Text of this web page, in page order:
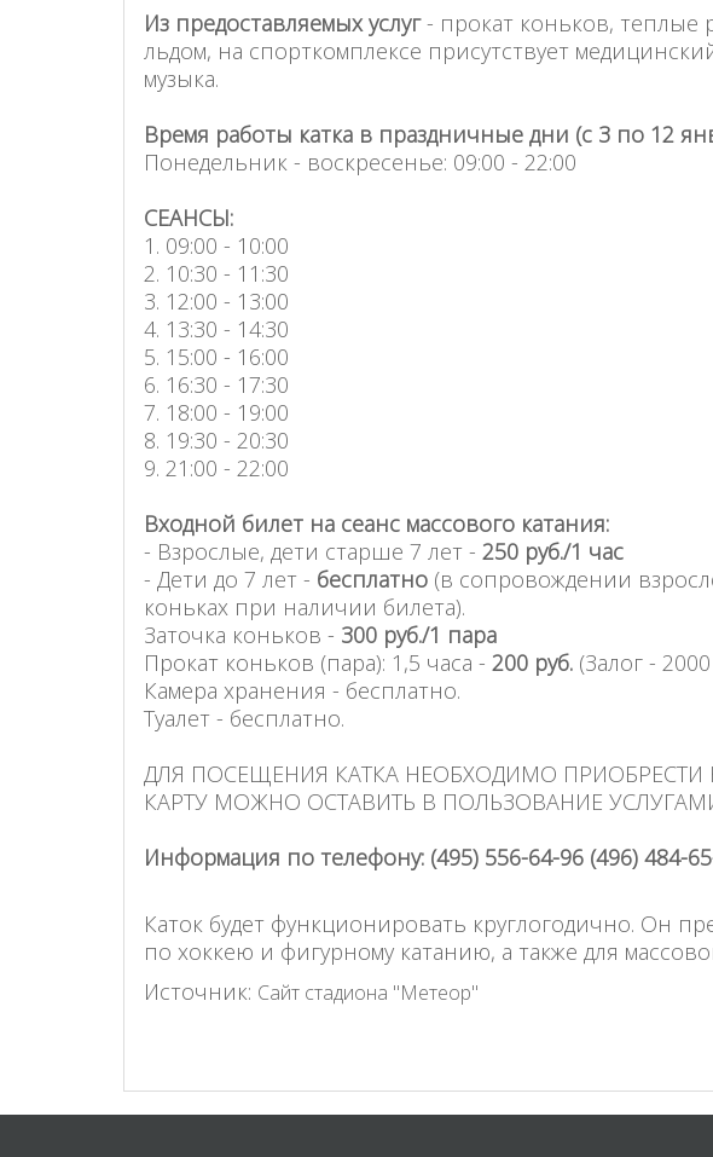
Из предоставляемых услуг- прокат коньков, теплые
льдом, на спорткомплексе присутствует
музыка.
Время работы катка в праздничные дни (с 3 по 12
Понедельник - воскресенье: 09:00 - 22:00
СЕАНСЫ:
1. 09:00 - 10:00
2. 10:30 - 11:30
3. 12:00 - 13:00
4. 13:30 - 14:30
5. 15:00 - 16:00
6. 16:30 - 17:30
7. 18:00 - 19:00
8. 19:30 - 20:30
9. 21:00 - 22:00
Входной билет на сеанс массового катания:
- Взрослые, дети старше 7 лет - 250 руб./1 час
- Дети до 7 лет - бесплатно(в сопровождении
коньках при наличии билета).
Заточка коньков - 300 руб./1 пара
Прокат коньков (пара): 1,5 часа - 200 руб.(Залог -
Камера хранения - бесплатно.
Туалет - бесплатно.
ДЛЯ ПОСЕЩЕНИЯ КАТКА НЕОБХОДИМО ПРИОБРЕСТИ
КАРТУ МОЖНО ОСТАВИТЬ В ПОЛЬЗОВАНИЕ
Информация по телефону: (495) 556-64-96 (496) 484-
Каток будет функционировать круглогодично. Он
по хоккею и фигурному катанию, а также для
Источник: Сайт стадиона "Метеор"